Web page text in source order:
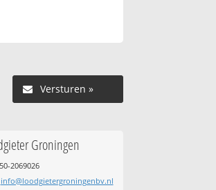
Versturen »
Groningen
2069026
info@loodgietergroningenbv.nl